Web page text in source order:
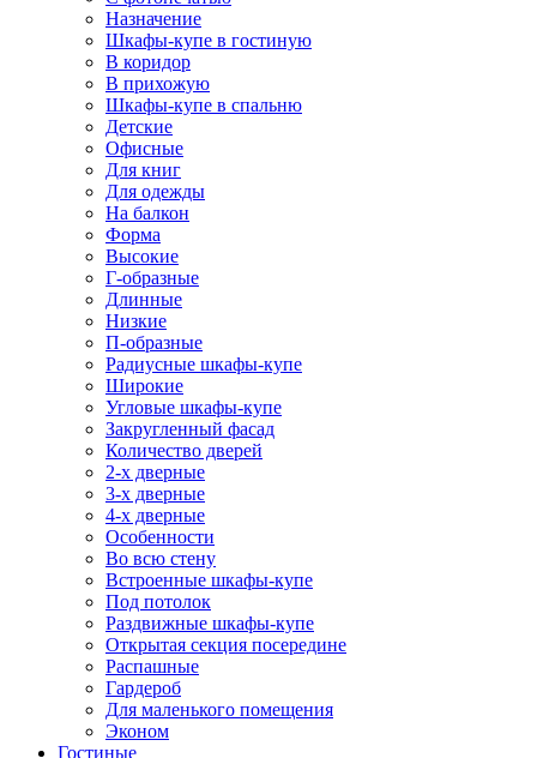
Назначение
Шкафы-купе в гостиную
В коридор
В прихожую
Шкафы-купе в спальню
Детские
Офисные
Для книг
Для одежды
На балкон
Форма
Высокие
Г-образные
Длинные
Низкие
П-образные
Радиусные шкафы-купе
Широкие
Угловые шкафы-купе
Закругленный фасад
Количество дверей
2-х дверные
3-х дверные
4-х дверные
Особенности
Во всю стену
Встроенные шкафы-купе
Под потолок
Раздвижные шкафы-купе
Открытая секция посередине
Распашные
Гардероб
Для маленького помещения
Эконом
Гостиные